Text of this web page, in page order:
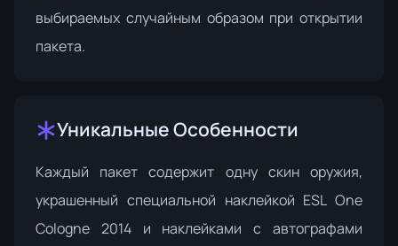
выбираемых случайным образом при открытии
пакета.
Уникальные Особенности
Каждый пакет содержит одну скин оружия,
украшенный специальной наклейкой ESL One
Cologne 2014 и наклейками с автографами